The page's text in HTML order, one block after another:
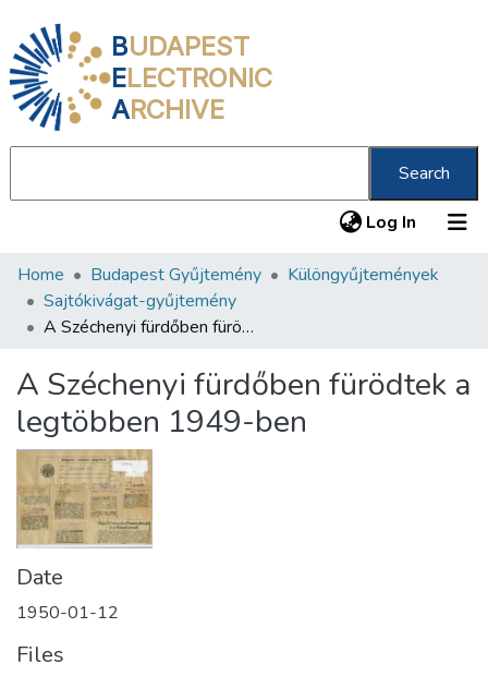
BUDAPEST
ELECTRONIC
ARCHIVE
Search
Log In (current)
Communities & Collections
All of DSpace
About us
Home Budapest Gyűjtemény
Különgyűjtemények
Sajtókivágat-gyűjtemény
A Széchenyi fürdőben fürödtek a legtöbben 1949-ben
A Széchenyi fürdőben fürödtek a
legtöbben 1949-ben
Date
1950-01-12
Files